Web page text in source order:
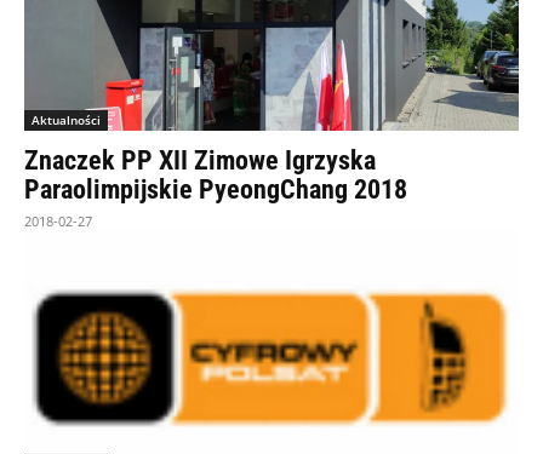
Aktualności
Znaczek PP XII Zimowe Igrzyska
Paraolimpijskie PyeongChang 2018
2018-02-27